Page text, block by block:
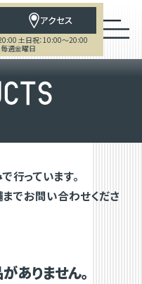
アクセス
土日祝：10:00～20:00
毎週金曜日
CTS
行っています。
でお問い合わせくださ
ありません。